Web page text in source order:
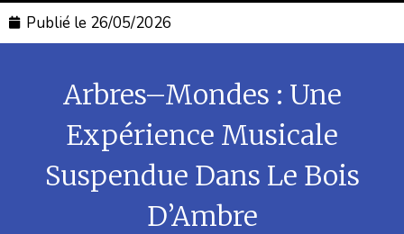
Publié le 26/05/2026
Arbres–Mondes : Une
Expérience Musicale
Suspendue Dans Le Bois
D’Ambre